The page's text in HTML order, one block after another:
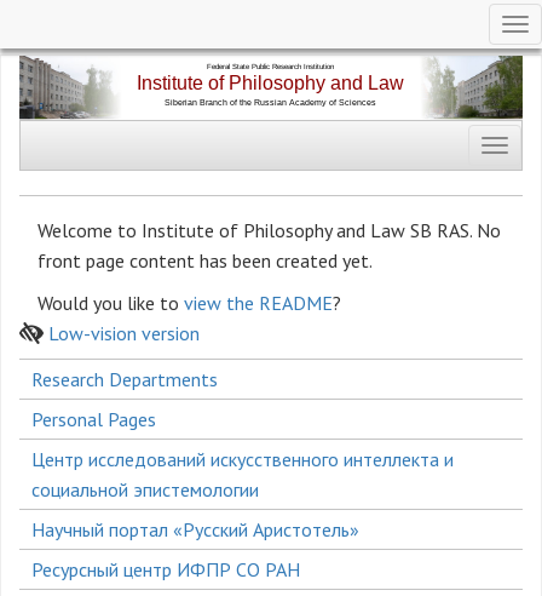
Skip
Welcome to Institute of Philosophy and Law SB RAS. No
front page content has been created yet.
Would you like to view the README?
Low-vision version
Боковое
меню
Research Departments
Personal Pages
Центр исследований искусственного интеллекта и
социальной эпистемологии
Научный портал «Русский Аристотель»
Ресурсный центр ИФПР СО РАН